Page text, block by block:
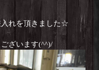
入れを頂きました☆
ざいます(^^)/